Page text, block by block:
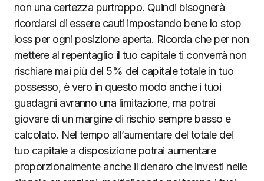
non una certezza purtroppo. Quindi bisognerà
ricordarsi di essere cauti impostando bene lo stop
loss per ogni posizione aperta. Ricorda che per non
mettere al repentaglio il tuo capitale ti converrà non
rischiare mai più del 5% del capitale totale in tuo
possesso, è vero in questo modo anche i tuoi
guadagni avranno una limitazione, ma potrai
giovare di un margine di rischio sempre basso e
calcolato. Nel tempo all’aumentare del totale del
tuo capitale a disposizione potrai aumentare
proporzionalmente anche il denaro che investi nelle